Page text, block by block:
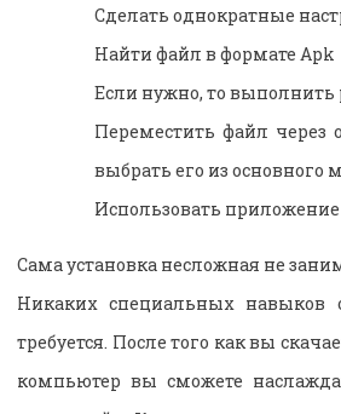
Сделать однократные
Найти файл в формате Apk
Если нужно, то выполнить
Переместить файл через
выбрать его из основного
Использовать
Сама установка несложная не
Никаких специальных навыков
требуется. После того как вы
компьютер вы сможете